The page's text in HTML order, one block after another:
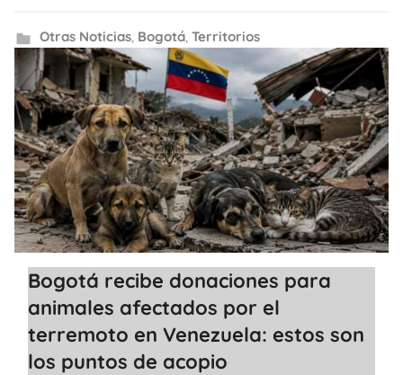
Otras Noticias, Bogotá, Territorios
Bogotá recibe donaciones para
animales afectados por el
terremoto en Venezuela: estos son
los puntos de acopio